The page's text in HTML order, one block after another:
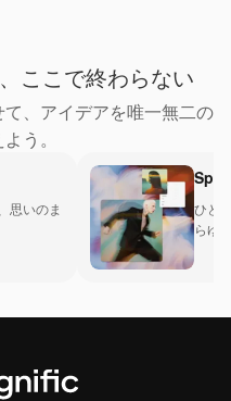
ここで終わらない
、アイデアを唯一無二の
う。
思いのま
ひと
らゆ